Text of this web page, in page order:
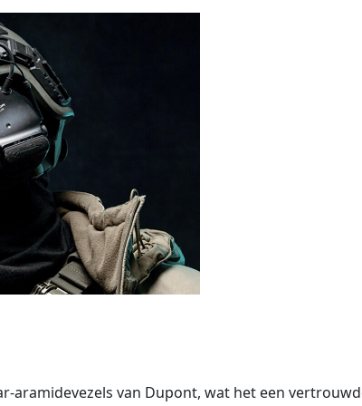
aramidevezels van Dupont, wat het een